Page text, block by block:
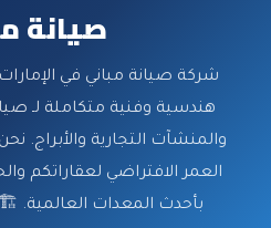
صيانة
شركة صيانة مباني في
هندسية وفنية متكاملة لـ
والمنشآت التجارية والأبراج.
العمر الافتراضي لعقاراتكم
بأحدث المعدات العالمية.